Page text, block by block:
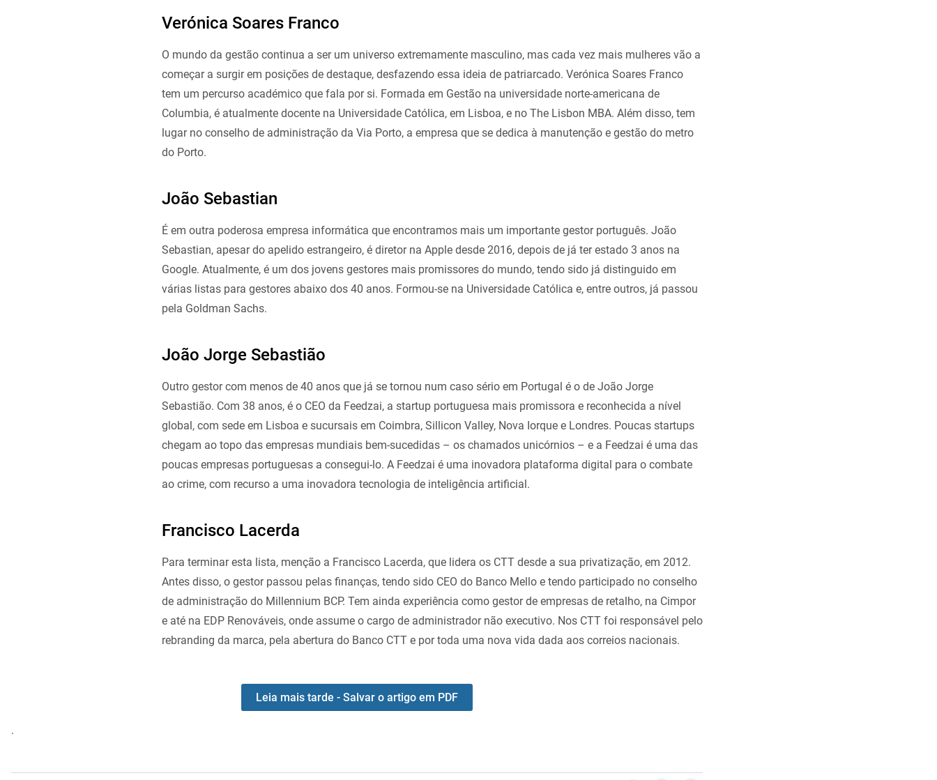
Verónica Soares Franco
O mundo da gestão continua a ser um universo extremamente masculino, mas cada vez mais mulheres vão a
começar a surgir em posições de destaque, desfazendo essa ideia de patriarcado. Verónica Soares Franco
tem um percurso académico que fala por si. Formada em Gestão na universidade norte-americana de
Columbia, é atualmente docente na Universidade Católica, em Lisboa, e no The Lisbon MBA. Além disso, tem
lugar no conselho de administração da Via Porto, a empresa que se dedica à manutenção e gestão do metro
do Porto.
João Sebastian
É em outra poderosa empresa informática que encontramos mais um importante gestor português. João
Sebastian, apesar do apelido estrangeiro, é diretor na Apple desde 2016, depois de já ter estado 3 anos na
Google. Atualmente, é um dos jovens gestores mais promissores do mundo, tendo sido já distinguido em
várias listas para gestores abaixo dos 40 anos. Formou-se na Universidade Católica e, entre outros, já passou
pela Goldman Sachs.
João Jorge Sebastião
Outro gestor com menos de 40 anos que já se tornou num caso sério em Portugal é o de João Jorge
Sebastião. Com 38 anos, é o CEO da Feedzai, a startup portuguesa mais promissora e reconhecida a nível
global, com sede em Lisboa e sucursais em Coimbra, Sillicon Valley, Nova Iorque e Londres. Poucas startups
chegam ao topo das empresas mundiais bem-sucedidas – os chamados unicórnios – e a Feedzai é uma das
poucas empresas portuguesas a consegui-lo. A Feedzai é uma inovadora plataforma digital para o combate
ao crime, com recurso a uma inovadora tecnologia de inteligência artificial.
Francisco Lacerda
Para terminar esta lista, menção a Francisco Lacerda, que lidera os CTT desde a sua privatização, em 2012.
Antes disso, o gestor passou pelas finanças, tendo sido CEO do Banco Mello e tendo participado no conselho
de administração do Millennium BCP. Tem ainda experiência como gestor de empresas de retalho, na Cimpor
e até na EDP Renováveis, onde assume o cargo de administrador não executivo. Nos CTT foi responsável pelo
rebranding da marca, pela abertura do Banco CTT e por toda uma nova vida dada aos correios nacionais.
Leia mais tarde - Salvar o artigo em PDF
.